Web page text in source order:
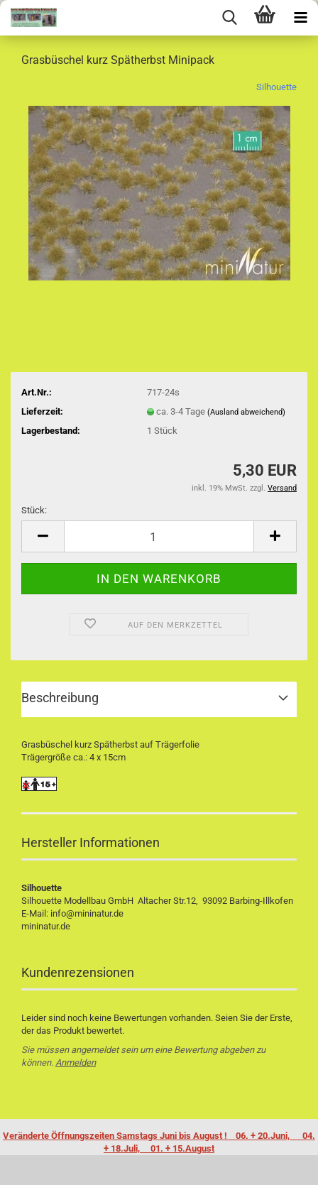
Grasbüschel kurz Spätherbst Minipack
Silhouette
Art.Nr.:
717-24s
Lieferzeit:
ca. 3-4 Tage (Ausland abweichend)
Lagerbestand: 1 Stück
5,30 EUR
inkl. 19% MwSt. zzgl. Versand
Stück:
AUF DEN MERKZETTEL
Beschreibung
Grasbüschel kurz Spätherbst auf Trägerfolie
Trägergröße ca.: 4 x 15cm
Hersteller Informationen
Silhouette
Silhouette Modellbau GmbH Altacher Str.12, 93092 Barbing-Illkofen
E-Mail: info@mininatur.de
mininatur.de
Kundenrezensionen
Leider sind noch keine Bewertungen vorhanden. Seien Sie der Erste,
der das Produkt bewertet.
Sie müssen angemeldet sein um eine Bewertung abgeben zu
können. Anmelden
Veränderte Öffnungszeiten Samstags Juni bis August ! 06. + 20.Juni, 04.
+ 18.Juli, 01. + 15.August